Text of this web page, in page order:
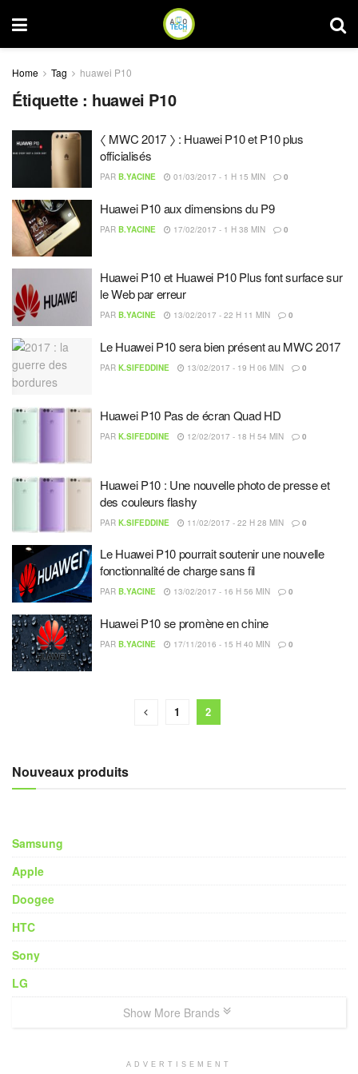
Home Tag huawei P10
Étiquette : huawei P10
〈 MWC 2017 〉 : Huawei P10 et P10 plus
officialisés
PAR B.YACINE 01/03/2017 - 1 H 15 MIN 0
Huawei P10 aux dimensions du P9
PAR B.YACINE 17/02/2017 - 1 H 38 MIN 0
Huawei P10 et Huawei P10 Plus font surface sur
le Web par erreur
PAR B.YACINE 13/02/2017 - 22 H 11 MIN 0
Le Huawei P10 sera bien présent au MWC 2017
PAR K.SIFEDDINE 13/02/2017 - 19 H 06 MIN 0
Huawei P10 Pas de écran Quad HD
PAR K.SIFEDDINE 12/02/2017 - 18 H 54 MIN 0
Huawei P10 : Une nouvelle photo de presse et
des couleurs flashy
PAR K.SIFEDDINE 11/02/2017 - 22 H 28 MIN 0
Le Huawei P10 pourrait soutenir une nouvelle
fonctionnalité de charge sans fil
PAR B.YACINE 13/02/2017 - 16 H 56 MIN 0
Huawei P10 se promène en chine
PAR B.YACINE 17/11/2016 - 15 H 40 MIN 0
1 2
Nouveaux produits
Samsung
Apple
Doogee
HTC
Sony
LG
Show More Brands
ADVERTISEMENT